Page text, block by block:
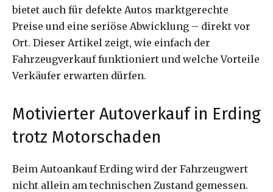
bietet auch für defekte Autos marktgerechte
Preise und eine seriöse Abwicklung – direkt vor
Ort. Dieser Artikel zeigt, wie einfach der
Fahrzeugverkauf funktioniert und welche Vorteile
Verkäufer erwarten dürfen.
Motivierter Autoverkauf in Erding
trotz Motorschaden
Beim Autoankauf Erding wird der Fahrzeugwert
nicht allein am technischen Zustand gemessen.